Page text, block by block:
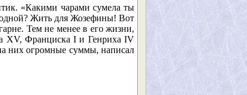
«Какими чарами сумела ты
Жить для Жозефины! Вот
Тем не менее в его жизни,
XV, Франциска I и Генриха IV
них огромные суммы, написал